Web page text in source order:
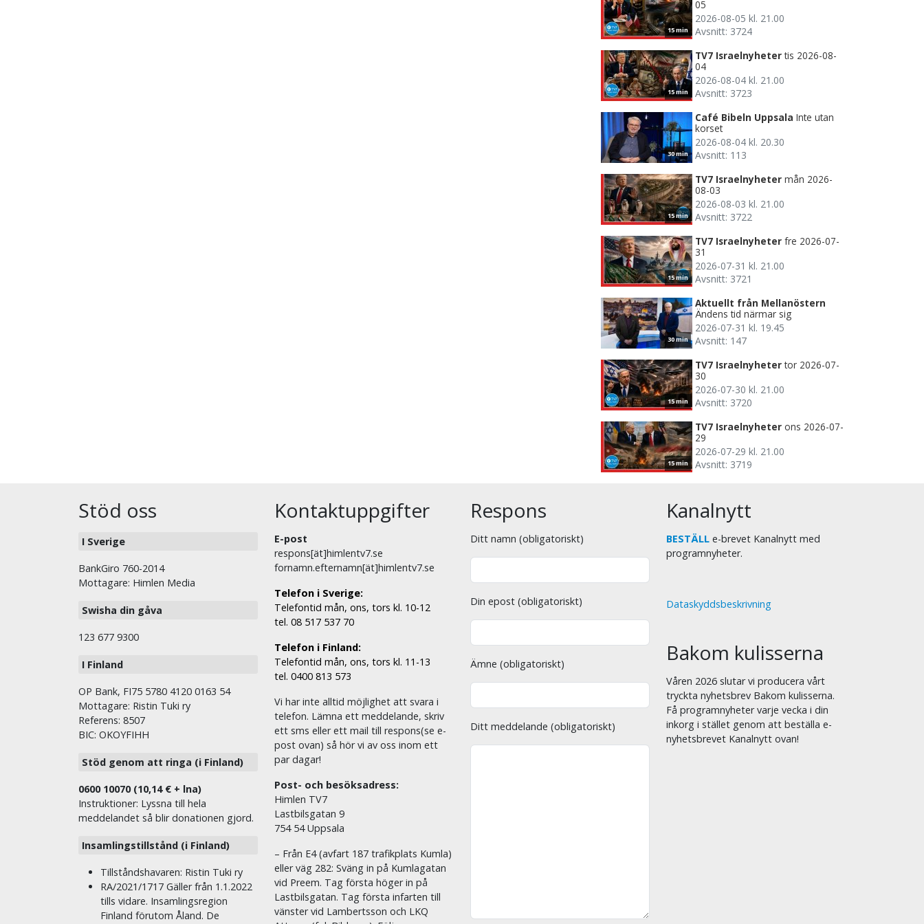
15 min
05
2026-08-05 kl. 21.00
Avsnitt: 3724
15 min
TV7 Israelnyheter tis 2026-08-
04
2026-08-04 kl. 21.00
Avsnitt: 3723
30 min
Café Bibeln Uppsala Inte utan
korset
2026-08-04 kl. 20.30
Avsnitt: 113
15 min
TV7 Israelnyheter mån 2026-
08-03
2026-08-03 kl. 21.00
Avsnitt: 3722
15 min
TV7 Israelnyheter fre 2026-07-
31
2026-07-31 kl. 21.00
Avsnitt: 3721
30 min
Aktuellt från Mellanöstern
Ändens tid närmar sig
2026-07-31 kl. 19.45
Avsnitt: 147
15 min
TV7 Israelnyheter tor 2026-07-
30
2026-07-30 kl. 21.00
Avsnitt: 3720
15 min
TV7 Israelnyheter ons 2026-07-
29
2026-07-29 kl. 21.00
Avsnitt: 3719
Stöd oss
I Sverige
BankGiro 760-2014
Mottagare: Himlen Media
Swisha din gåva
123 677 9300
I Finland
OP Bank, FI75 5780 4120 0163 54
Mottagare: Ristin Tuki ry
Referens: 8507
BIC: OKOYFIHH
Stöd genom att ringa (i Finland)
0600 10070 (10,14 € + lna)
Instruktioner: Lyssna till hela
meddelandet så blir donationen gjord.
Insamlingstillstånd (i Finland)
Tillståndshavaren: Ristin Tuki ry
RA/2021/1717 Gäller från 1.1.2022
tills vidare. Insamlingsregion
Finland förutom Åland. De
Kontaktuppgifter
E-post
respons[ät]himlentv7.se
fornamn.efternamn[ät]himlentv7.se
Telefon i Sverige:
Telefontid mån, ons, tors kl. 10-12
tel. 08 517 537 70
Telefon i Finland:
Telefontid mån, ons, tors kl. 11-13
tel. 0400 813 573
Vi har inte alltid möjlighet att svara i
telefon. Lämna ett meddelande, skriv
ett sms eller ett mail till respons(se e-
post ovan) så hör vi av oss inom ett
par dagar!
Post- och besöksadress:
Himlen TV7
Lastbilsgatan 9
754 54 Uppsala
– Från E4 (avfart 187 trafikplats Kumla)
eller väg 282: Sväng in på Kumlagatan
vid Preem. Tag första höger in på
Lastbilsgatan. Tag första infarten till
vänster vid Lambertsson och LKQ
Respons
Ditt namn (obligatoriskt)
Din epost (obligatoriskt)
Ämne (obligatoriskt)
Ditt meddelande (obligatoriskt)
Kanalnytt
BESTÄLL e-brevet Kanalnytt med
programnyheter.
Dataskyddsbeskrivning
Bakom kulisserna
Våren 2026 slutar vi producera vårt
tryckta nyhetsbrev Bakom kulisserna.
Få programnyheter varje vecka i din
inkorg i stället genom att beställa e-
nyhetsbrevet Kanalnytt ovan!